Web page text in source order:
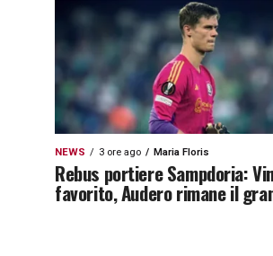
NEWS 3 ore ago Maria Floris
Rebus portiere Sampdoria:
favorito, Audero rimane il